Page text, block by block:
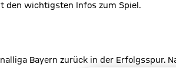
den wichtigsten Infos zum Spiel.
Bayern zurück in der Erfolgsspur.